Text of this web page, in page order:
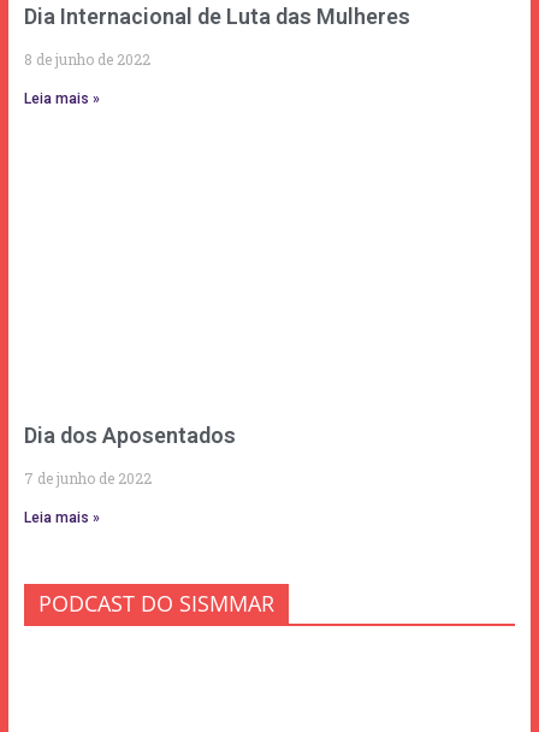
Dia Internacional de Luta das Mulheres
8 de junho de 2022
Leia mais »
Dia dos Aposentados
7 de junho de 2022
Leia mais »
PODCAST DO SISMMAR